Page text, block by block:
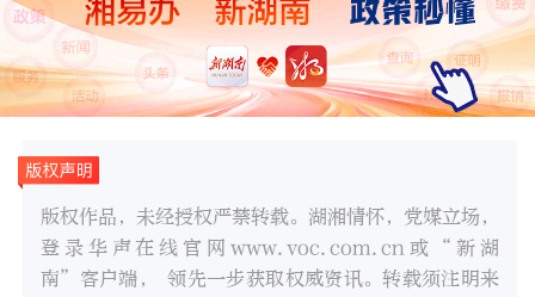
版权作品，未经授权严禁转载。湖湘情怀，党媒立场，
登录华声在线官网www.voc.com.cn或“新湖
南”客户端， 领先一步获取权威资讯。转载须注明来